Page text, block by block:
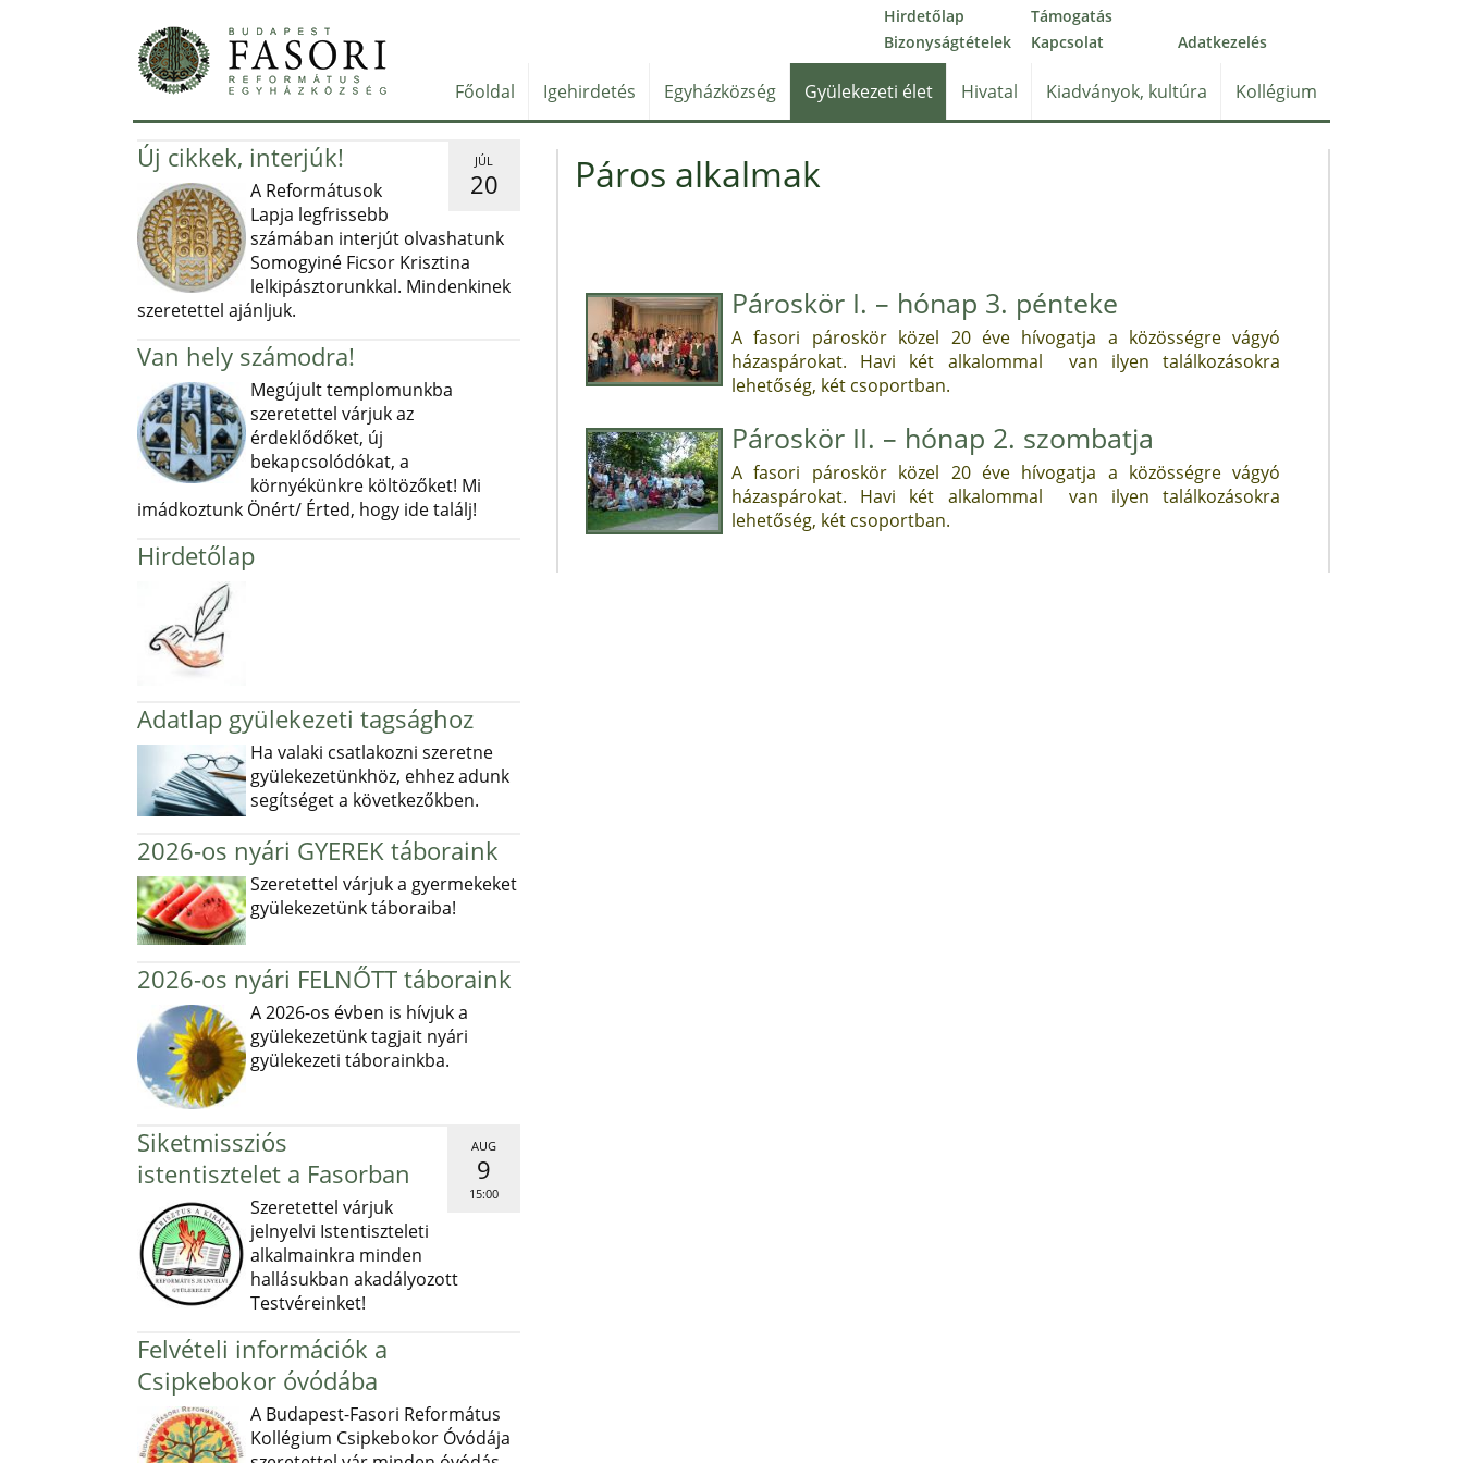
Hirdetőlap
Támogatás
Bizonyságtételek
Kapcsolat Adatkezelés
Főoldal Igehirdetés Egyházközség Gyülekezeti élet Hivatal Kiadványok, kultúra Kollégium
JÚL
20
Új cikkek, interjúk!
A Reformátusok
Lapja legfrissebb
számában interjút olvashatunk
Somogyiné Ficsor Krisztina
lelkipásztorunkkal. Mindenkinek
szeretettel ajánljuk.
Van hely számodra!
Megújult templomunkba
szeretettel várjuk az
érdeklődőket, új
bekapcsolódókat, a
környékünkre költözőket! Mi
imádkoztunk Önért/ Érted, hogy ide találj!
Hirdetőlap
Adatlap gyülekezeti tagsághoz
Ha valaki csatlakozni szeretne
gyülekezetünkhöz, ehhez adunk
segítséget a következőkben.
2026-os nyári GYEREK táboraink
Szeretettel várjuk a gyermekeket
gyülekezetünk táboraiba!
2026-os nyári FELNŐTT táboraink
A 2026-os évben is hívjuk a
gyülekezetünk tagjait nyári
gyülekezeti táborainkba.
AUG
9
15:00
Siketmissziós
istentisztelet a Fasorban
Szeretettel várjuk
jelnyelvi Istentiszteleti
alkalmainkra minden
hallásukban akadályozott
Testvéreinket!
Felvételi információk a
Csipkebokor óvódába
A Budapest-Fasori Református
Kollégium Csipkebokor Óvódája
Páros alkalmak
Pároskör I. – hónap 3. pénteke
A fasori pároskör közel 20 éve hívogatja a közösségre vágyó
házaspárokat. Havi két alkalommal van ilyen találkozásokra
lehetőség, két csoportban.
Pároskör II. – hónap 2. szombatja
A fasori pároskör közel 20 éve hívogatja a közösségre vágyó
házaspárokat. Havi két alkalommal van ilyen találkozásokra
lehetőség, két csoportban.